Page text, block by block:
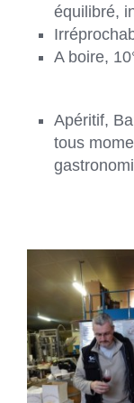
équilibré,
A boire,
Apéritif,
tous